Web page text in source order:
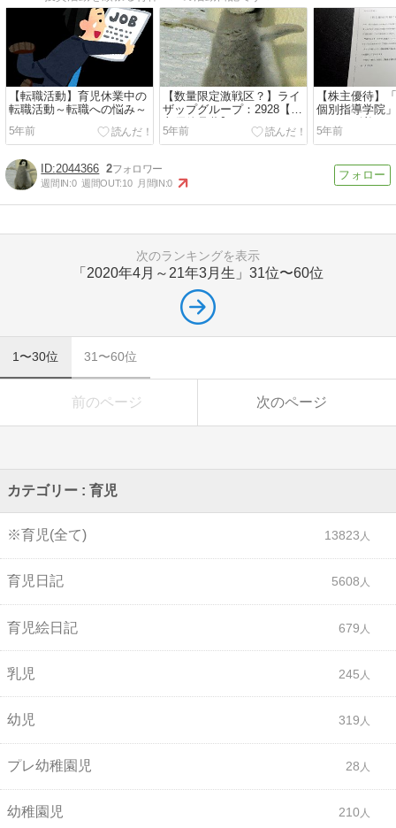
【転職活動】育児休業中の
転職活動～転職への悩み～
5年前
【数量限定激戦区？】ライ
ザップグループ：2928【株
主優待品薄】
5年前
【株主優待】
個別指導学院
ードが到着し
5年前
2044366 2
週間IN:0 週間OUT:10 月間IN:0
次のランキングを表示
「2020年4月～21年3月生」 31位〜60位
1〜30位 31〜60位
前のページ 次のページ
カテゴリー : 育児
※育児(全て) 13823
育児日記 5608
育児絵日記 679
乳児 245
幼児 319
プレ幼稚園児 28
幼稚園児 210